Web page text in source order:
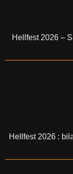
Hellfest 2026 –
Hellfest 2026 :